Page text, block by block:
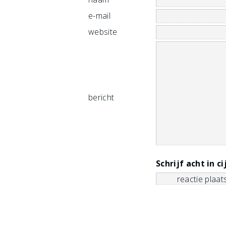
e-mail
website
bericht
Schrijf acht in